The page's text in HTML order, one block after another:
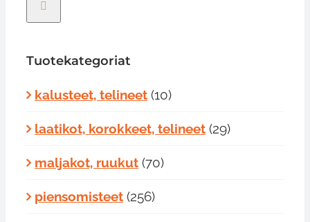
Tuotekategoriat
kalusteet, telineet (10)
laatikot, korokkeet, telineet (29)
maljakot, ruukut (70)
piensomisteet (256)